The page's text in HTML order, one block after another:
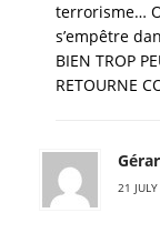
terrorisme…
s’empêtre
BIEN TROP
RETOURNE
21